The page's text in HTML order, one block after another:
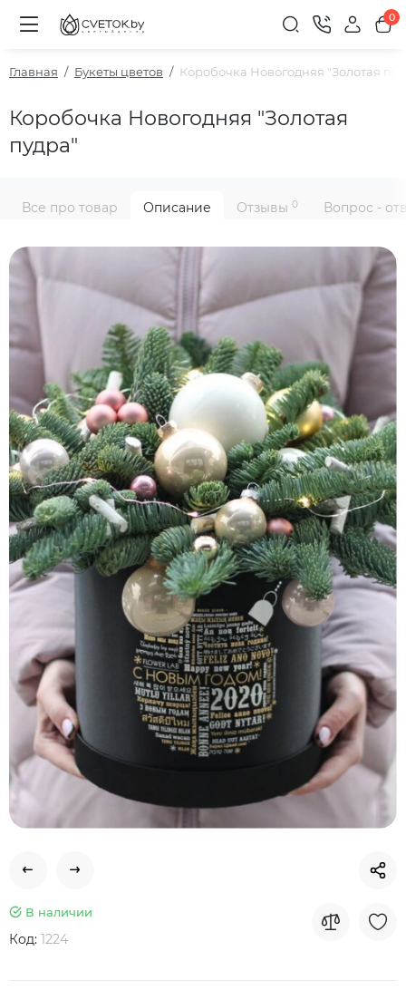
0
Главная Букеты цветов Коробочка Новогодняя "Золотая
Коробочка Новогодняя "Золотая
пудра"
Все про товар Описание Отзывы 0 Вопрос -
В наличии
Код: 1224